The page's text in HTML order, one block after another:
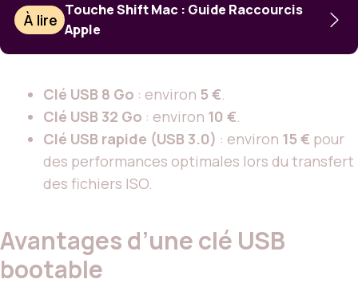
À lire
Touche Shift Mac : Guide Raccourcis
Apple
Clé USB 8 Go : environ 5 €.
Clé USB 32 Go : environ 10 €.
Clé USB rapide (USB 3.0) : environ 15 € pour
des performances optimales lors du transfert
des fichiers ISO.
Avantages d’une clé USB
bootable